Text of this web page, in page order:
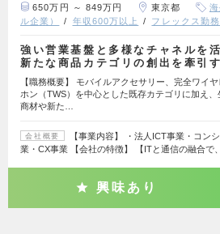
650万円 ～ 849万円 東京都
ル企業）
年収600万以上 フレックス勤務
強い営業基盤と多様なチャネルを活
新たな商品カテゴリの創出を牽引
【職務概要】 モバイルアクセサリー、完全ワイ
ホン（TWS）を中心とした既存カテゴリに加え、
商材や新た…
会社概要
【事業内容】 ・法人ICT事業・コン
業・CX事業 【会社の特徴】 【ITと通信の融合で
興味あり